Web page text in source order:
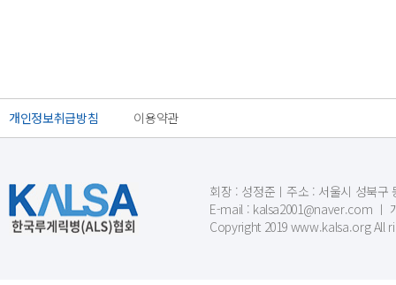
개인정보취급방침 이용약관
회장 : 성정준ㅣ주소 : 서울시 성북구
E-mail : kalsa2001@naver.com ㅣ
Copyright 2019 www.kalsa.org All